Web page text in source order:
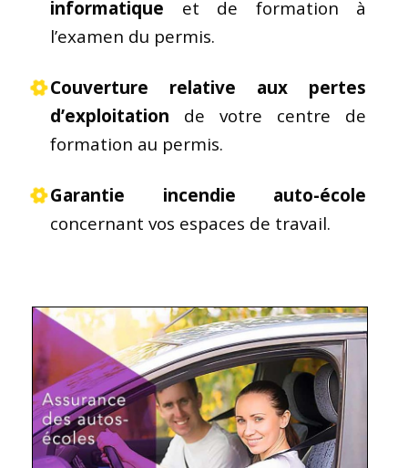
informatique et de formation à
l’examen du permis.
Couverture relative aux pertes
d’exploitation de votre centre de
formation au permis.
Garantie incendie auto-école
concernant vos espaces de travail.